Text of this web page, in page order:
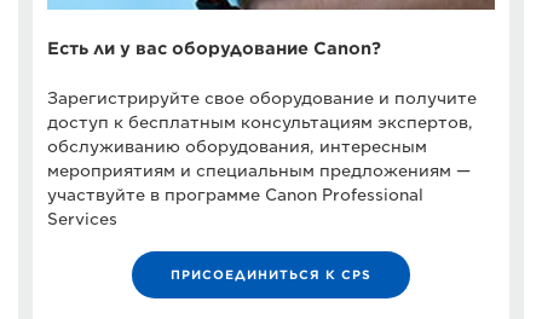
Есть ли у вас оборудование Canon?
Зарегистрируйте свое оборудование и получите
доступ к бесплатным консультациям экспертов,
обслуживанию оборудования, интересным
мероприятиям и специальным предложениям —
участвуйте в программе Canon Professional
Services
ПРИСОЕДИНИТЬСЯ К CPS